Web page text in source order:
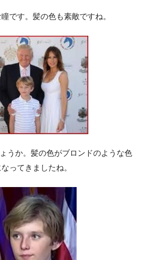
です。髪の色も素敵ですね。
うか。髪の色がブロンドのような色
なってきましたね。